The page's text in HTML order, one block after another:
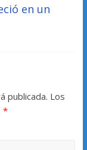
en un
publicada. Los
*